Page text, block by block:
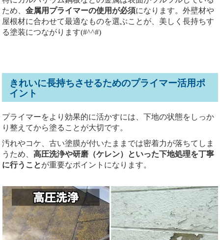
ため、金属用プライマーの使用が必須になります。外壁材や
屋根材に合わせて最適なものを選ぶことが、美しく長持ちす
る塗装につながります(#^^#)
きれいに長持ちさせるためのプライマー活用ポ
イント
プライマーをより効果的に活かすには、下地の状態をしっか
り整えてから塗ることが大切です。
汚れやコケ、古い塗膜が付いたままでは密着力が落ちてしま
うため、高圧洗浄や研磨（ケレン）といった下地処理を丁寧
に行うことが重要なポイントになります。